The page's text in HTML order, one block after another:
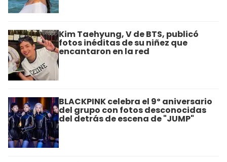
Kim Taehyung, V de BTS, publicó
fotos inéditas de su niñez que
encantaron en la red
BLACKPINK celebra el 9º aniversario
del grupo con fotos desconocidas
del detrás de escena de "JUMP"